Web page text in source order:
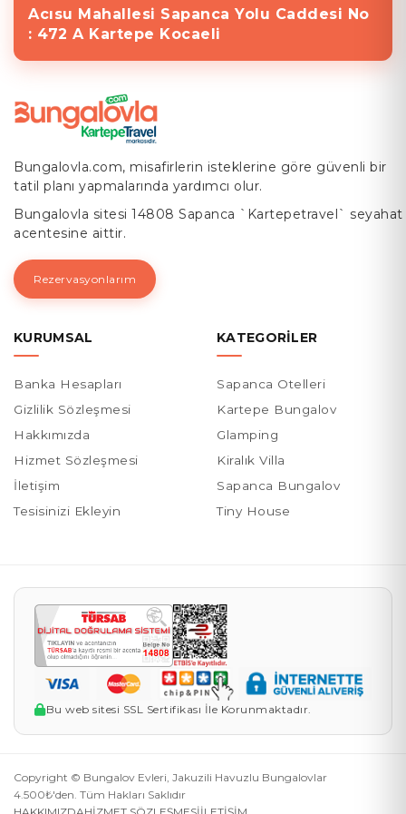
Acısu Mahallesi Sapanca Yolu Caddesi No
: 472 A Kartepe Kocaeli
Bungalovla.com, misafirlerin isteklerine göre güvenli bir
tatil planı yapmalarında yardımcı olur.
Bungalovla sitesi 14808 Sapanca `Kartepetravel` seyahat
acentesine aittir.
Rezervasyonlarım
KURUMSAL
Banka Hesapları
Gizlilik Sözleşmesi
Hakkımızda
Hizmet Sözleşmesi
İletişim
Tesisinizi Ekleyin
KATEGORILER
Sapanca Otelleri
Kartepe Bungalov
Glamping
Kiralık Villa
Sapanca Bungalov
Tiny House
Bu web sitesi SSL Sertifikası İle Korunmaktadır.
Copyright © Bungalov Evleri, Jakuzili Havuzlu Bungalovlar
4.500₺'den. Tüm Hakları Saklıdır